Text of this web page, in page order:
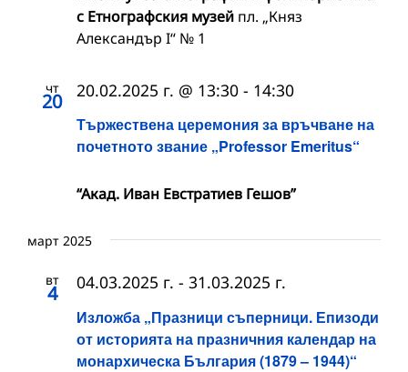
с Етнографския музей пл. „Княз
Александър I“ № 1
чт
20
Тържествена церемония за връчване на
почетното звание „Professor Emeritus“
20.02.2025 г. @ 13:30 - 14:30
“Акад. Иван Евстратиев Гешов”
март 2025
вт
4
Изложба „Празници съперници. Епизоди
от историята на празничния календар на
монархическа България (1879 – 1944)“
04.03.2025 г. - 31.03.2025 г.